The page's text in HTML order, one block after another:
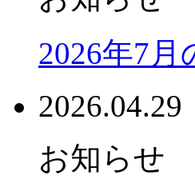
2026年7
2026.04.29
お知らせ